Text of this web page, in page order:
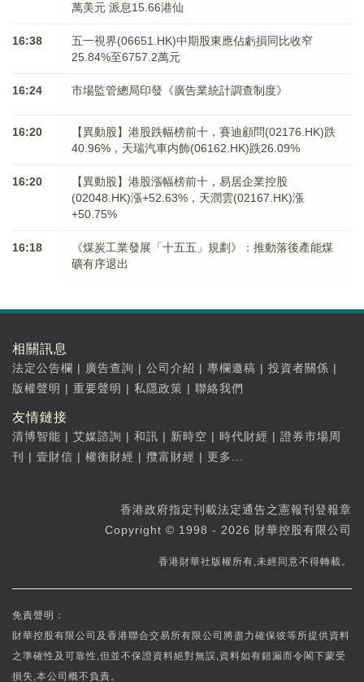
萬美元 派息15.66港仙
16:38
五一視界(06651.HK)中期股東應佔虧損同比收窄
25.84%至6757.2萬元
16:24 市場監管總局印發《廣告業統計調查制度》
16:20
【異動股】港股跌幅榜前十，賽迪顧問(02176.HK)跌
40.96%，天瑞汽車内飾(06162.HK)跌26.09%
16:20
【異動股】港股漲幅榜前十，易居企業控股
(02048.HK)漲+52.63%，天潤雲(02167.HK)漲
+50.75%
16:18
《煤炭工業發展「十五五」規劃》：推動落後產能煤
礦有序退出
相關訊息
法定公告欄 | 廣告查詢 | 公司介紹 | 專欄邀稿 | 投資者關係 |
版權聲明 | 重要聲明 | 私隱政策 | 聯絡我們
友情鏈接
清博智能 | 艾媒諮詢 | 和訊 | 新時空 | 時代財經 | 證券市場周
刊
| 壹財信 | 權衡財經 | 攬富財經 | 更多...
香港政府指定刊載法定通告之憲報刊登報章
Copyright © 1998 - 2026 財華控股有限公司
香港財華社版權所有,未經同意不得轉載。
免責聲明：
財華控股有限公司及香港聯合交易所有限公司將盡力確保彼等所提供資料
之準確性及可靠性,但並不保證資料絕對無誤,資料如有錯漏而令閣下蒙受
損失,本公司概不負責。